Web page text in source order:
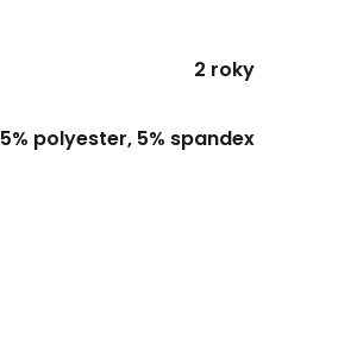
2 roky
polyester, 5% spandex